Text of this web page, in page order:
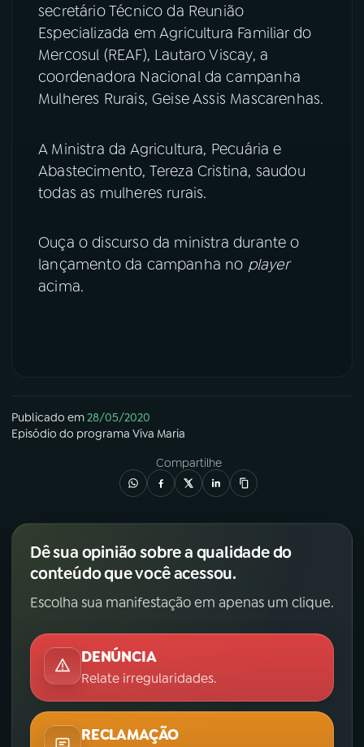
secretário Técnico da Reunião
Especializada em Agricultura Familiar do
Mercosul (REAF), Lautaro Viscay, a
coordenadora Nacional da campanha
Mulheres Rurais, Geise Assis Mascarenhas.
A Ministra da Agricultura, Pecuária e
Abastecimento, Tereza Cristina, saudou
todas as mulheres rurais.
Ouça o discurso da ministra durante o
lançamento da campanha no player
acima.
Publicado em28/05/2020
Episódio do programa Viva Maria
Compartilhe
Dê sua opinião sobre a qualidade do
conteúdo que você acessou.
Escolha sua manifestação em apenas um clique.
DENÚNCIA
Relate irregularidades.
RECLAMAÇÃO